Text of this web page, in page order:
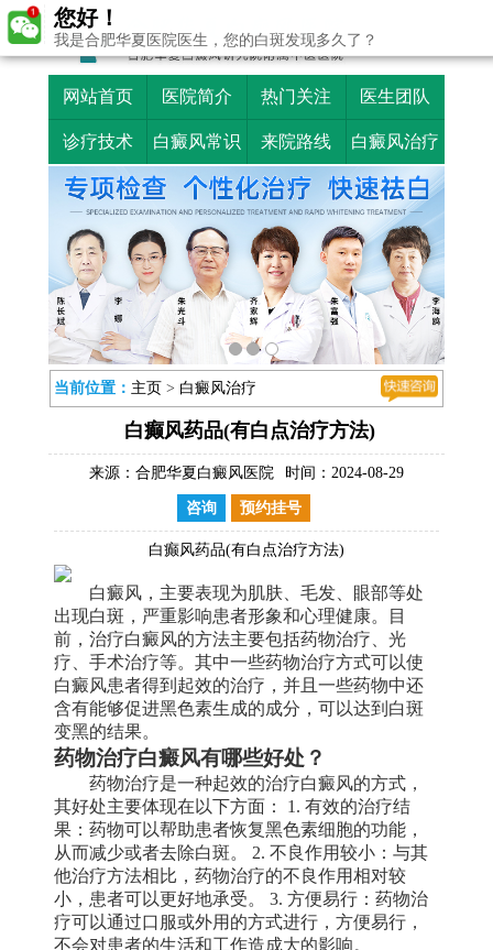
网站首页 医院简介 热门关注 医生团队
诊疗技术 白癜风常识 来院路线 白癜风治疗
当前位置： 主页 > 白癜风治疗
白癫风药品(有白点治疗方法)
来源： 合肥华夏白癜风医院 时间：2024-08-29
咨询 预约挂号
白癫风药品(有白点治疗方法)
白癜风，主要表现为肌肤、毛发、眼部等处
出现白斑，严重影响患者形象和心理健康。目
前，治疗白癜风的方法主要包括药物治疗、光
疗、手术治疗等。其中一些药物治疗方式可以使
白癜风患者得到起效的治疗，并且一些药物中还
含有能够促进黑色素生成的成分，可以达到白斑
变黑的结果。
药物治疗白癜风有哪些好处？
药物治疗是一种起效的治疗白癜风的方式，
其好处主要体现在以下方面： 1. 有效的治疗结
果：药物可以帮助患者恢复黑色素细胞的功能，
从而减少或者去除白斑。 2. 不良作用较小：与其
他治疗方法相比，药物治疗的不良作用相对较
小，患者可以更好地承受。 3. 方便易行：药物治
疗可以通过口服或外用的方式进行，方便易行，
不会对患者的生活和工作造成大的影响。
您好！
我是合肥华夏医院医生，您的白斑发现多久了？